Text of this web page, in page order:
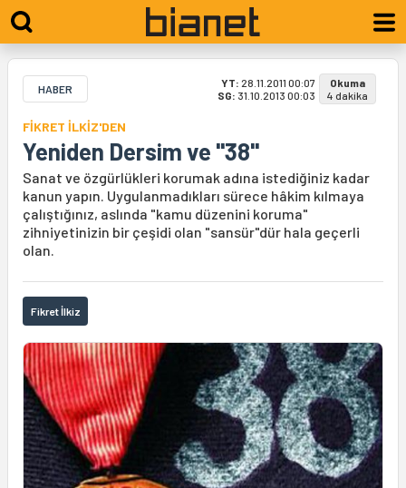
HABER YT: 28.11.2011 00:07
SG: 31.10.2013 00:03
Okuma
4 dakika
FİKRET İLKİZ'DEN
Yeniden Dersim ve "38"
Sanat ve özgürlükleri korumak adına istediğiniz kadar
kanun yapın. Uygulanmadıkları sürece hâkim kılmaya
çalıştığınız, aslında "kamu düzenini koruma"
zihniyetinizin bir çeşidi olan "sansür"dür hala geçerli
olan.
Fikret İlkiz